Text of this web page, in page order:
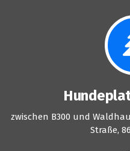
zwischen B300 und
Straße,